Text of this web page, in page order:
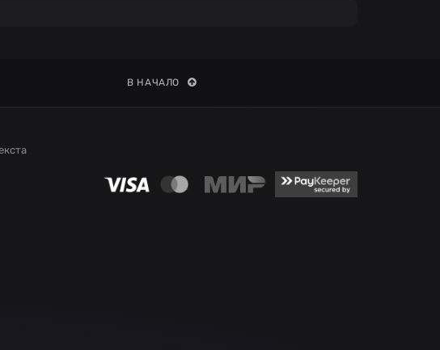
В НАЧАЛО